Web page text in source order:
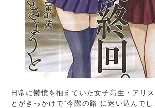
日常に鬱憤を抱えていた女子高生・アリ
とがきっかけで“今際の路”に迷い込んで